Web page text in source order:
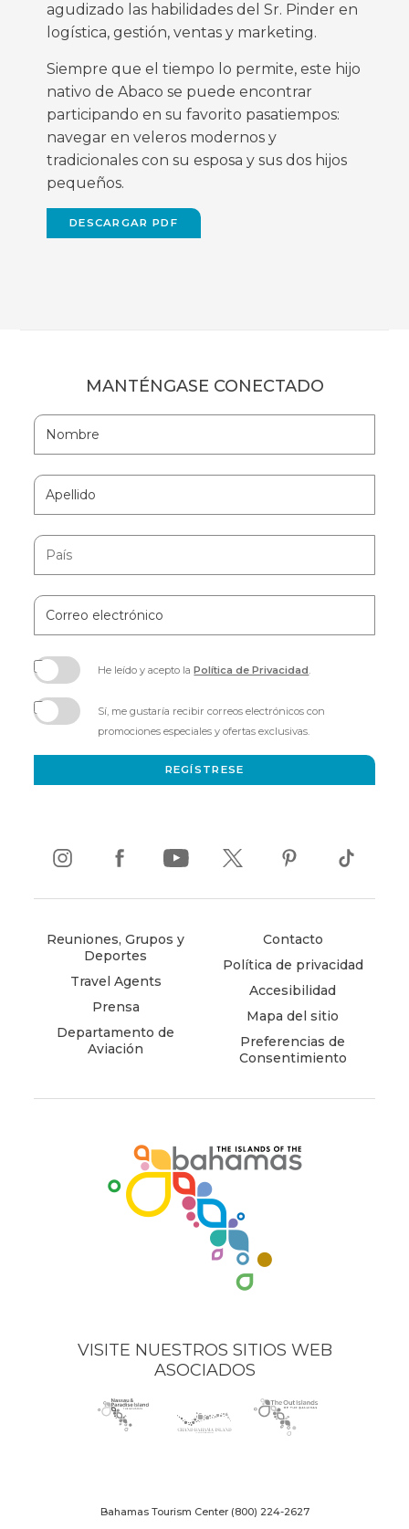
agudizado las habilidades del Sr. Pinder en
logística, gestión, ventas y marketing.
Siempre que el tiempo lo permite, este hijo
nativo de Abaco se puede encontrar
participando en su favorito pasatiempos:
navegar en veleros modernos y
tradicionales con su esposa y sus dos hijos
pequeños.
DESCARGAR PDF
IN
MANTÉNGASE CONECTADO
Hidden
Field
Nombre
Apellido
País
Correo
electrónico
He leído y acepto laPolítica de Privacidad
in
new
.
Sí, me gustaría recibir correos electrónicos con
promociones especiales y ofertas exclusivas.
REGÍSTRESE
Reuniones, Grupos y
Deportes
Travel Agents
Prensa
Departamento de
Aviación
new
Contacto
Política de privacidad
Accesibilidad
Mapa del sitio
Preferencias de
Consentimiento
in
window)
in
window)
in
window)
in
window)
in
window)
in
window)
VISITE NUESTROS SITIOS WEB
ASOCIADOS
Nassau
Paradise
(opens
in
Grand
Bahama
(opens
in
The
Out
(opens
Bahamas Tourism Center (800) 224-2627